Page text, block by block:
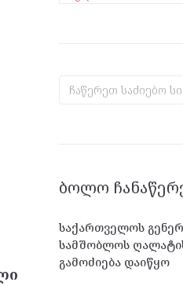
ᲑᲝᲚᲝ
საქართველოს
სამშობლოს
გამოძიება დაიწყო